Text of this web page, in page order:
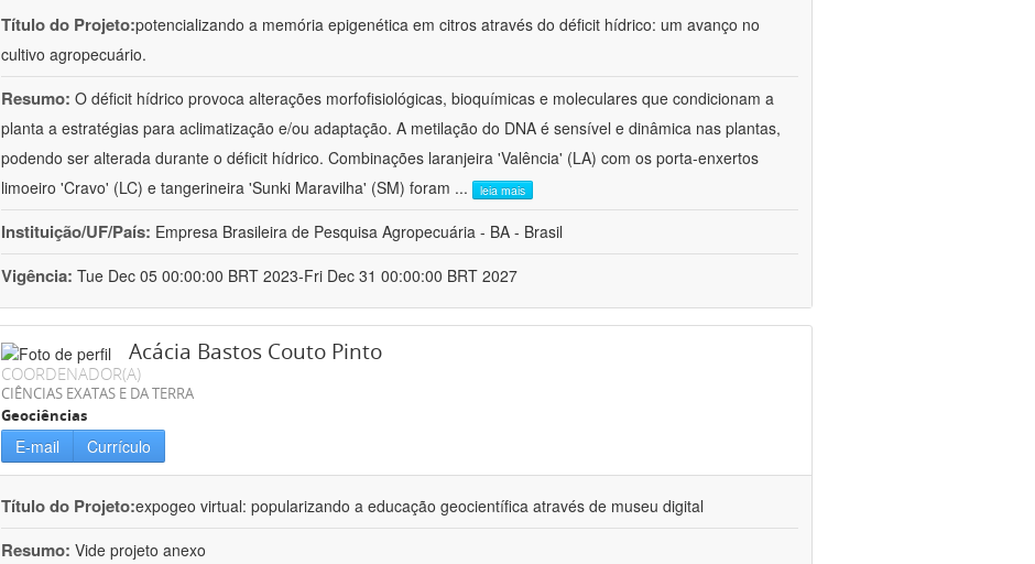
Título do Projeto:potencializando a memória epigenética em citros através do déficit hídrico: um avanço no
cultivo agropecuário.
Resumo: O déficit hídrico provoca alterações morfofisiológicas, bioquímicas e moleculares que condicionam a
planta a estratégias para aclimatização e/ou adaptação. A metilação do DNA é sensível e dinâmica nas plantas,
podendo ser alterada durante o déficit hídrico. Combinações laranjeira 'Valência' (LA) com os porta-enxertos
limoeiro 'Cravo' (LC) e tangerineira 'Sunki Maravilha' (SM) foram ... leia mais
Instituição/UF/País: Empresa Brasileira de Pesquisa Agropecuária - BA - Brasil
Vigência: Tue Dec 05 00:00:00 BRT 2023-Fri Dec 31 00:00:00 BRT 2027
Acácia Bastos Couto Pinto
COORDENADOR(A)
CIÊNCIAS EXATAS E DA TERRA
Geociências
E-mail Currículo
Título do Projeto:expogeo virtual: popularizando a educação geocientífica através de museu digital
Resumo: Vide projeto anexo